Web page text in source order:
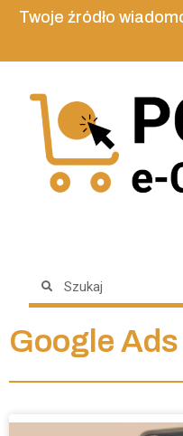
Twoje źródło
Google Ads